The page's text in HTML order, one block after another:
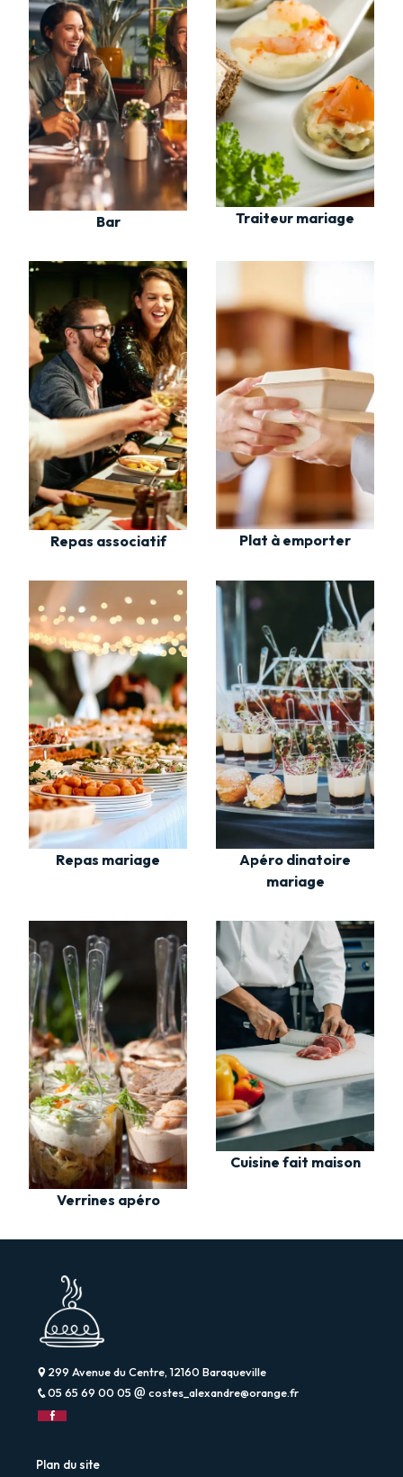
Bar Traiteur mariage
Repas associatif Plat à emporter
Repas mariage
Apéro dinatoire
mariage
Verrines apéro
Cuisine fait maison
299 Avenue du Centre, 12160 Baraqueville
05 65 69 00 05
costes_alexandre@orange.fr
Plan du site